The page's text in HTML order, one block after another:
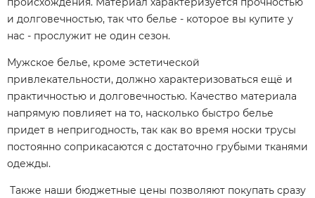
и долговечностью, так что белье - которое вы купите у
нас - прослужит не один сезон.
Мужское белье, кроме эстетической
привлекательности, должно характеризоваться ещё и
практичностью и долговечностью. Качество материала
напрямую повлияет на то, насколько быстро белье
придет в непригодность, так как во время носки трусы
постоянно соприкасаются с достаточно грубыми тканями
одежды.
Также наши бюджетные цены позволяют покупать сразу